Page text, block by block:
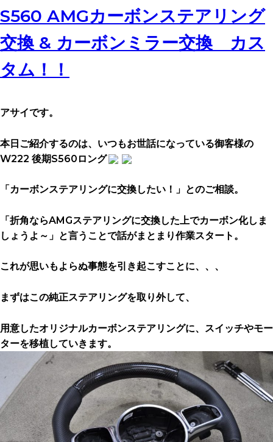
S560 AMGカーボンステアリング
交換 & カーボンミラー交換 カス
タム！！
アサイです。
本日ご紹介するのは、いつもお世話になっている御客様の
W222 後期S560ロング
「カーボンステアリングに交換したい！」とのご相談。
「折角ならAMGステアリングに交換した上でカーボン化しま
しょうよ～」と言うことで話がまとまり作業スタート。
これが思いもよらぬ事態を引き起こすことに、、、
まずはこの純正ステアリングを取り外して、
用意したオリジナルカーボンステアリングに、スイッチやモー
ターを移植していきます。